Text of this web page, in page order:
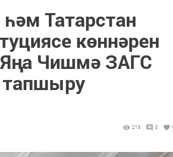
Татарстан
көннәрен
Чишмә ЗАГС
тапшыру
216 0